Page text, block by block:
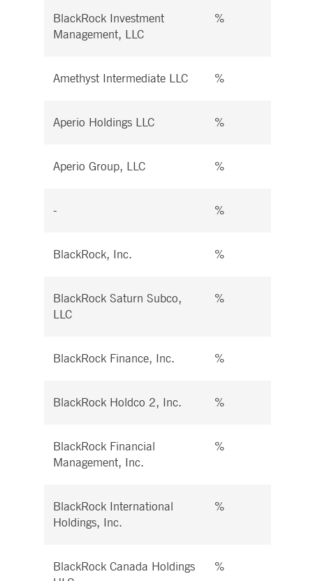
BlackRock Investment
Management, LLC
%
Amethyst Intermediate LLC %
Aperio Holdings LLC %
Aperio Group, LLC %
- %
BlackRock, Inc. %
BlackRock Saturn Subco,
LLC
%
BlackRock Finance, Inc. %
BlackRock Holdco 2, Inc. %
BlackRock Financial
Management, Inc.
%
BlackRock International
Holdings, Inc.
%
BlackRock Canada Holdings
%